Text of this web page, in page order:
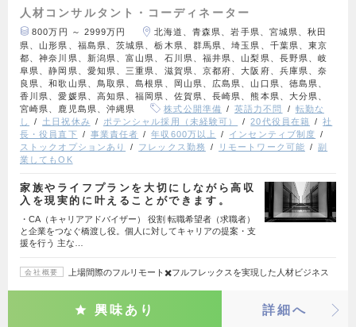
人材コンサルタント・コーディネーター
800万円 ～ 2999万円
北海道、青森県、岩手県、宮城県、秋田
県、山形県、福島県、茨城県、栃木県、群馬県、埼玉県、千葉県、東京
都、神奈川県、新潟県、富山県、石川県、福井県、山梨県、長野県、岐
阜県、静岡県、愛知県、三重県、滋賀県、京都府、大阪府、兵庫県、奈
良県、和歌山県、鳥取県、島根県、岡山県、広島県、山口県、徳島県、
香川県、愛媛県、高知県、福岡県、佐賀県、長崎県、熊本県、大分県、
宮崎県、鹿児島県、沖縄県
株式公開準備 英語力不問
転勤な
し
土日祝休み ポテンシャル採用（未経験可） 20代役員在籍
社
長・役員直下
事業責任者 年収600万以上
インセンティブ制度
ストックオプションあり
フレックス勤務 リモートワーク可能
副
業してもOK
家族やライフプランを大切にしながら高収
入を現実的に叶えることができます。
・CA（キャリアアドバイザー） 役割 転職希望者（求職者）
と企業をつなぐ橋渡し役。個人に対してキャリアの提案・支
援を行う 主な…
会社概要 上場間際のフルリモート✖️フルフレックスを実現した人材ビジネス
興味あり 詳細へ